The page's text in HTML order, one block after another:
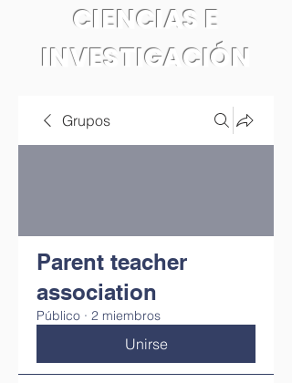
CIENCIAS E
INVESTIGACIÓN
Grupos
Parent teacher
association
Público · 2 miembros
Unirse